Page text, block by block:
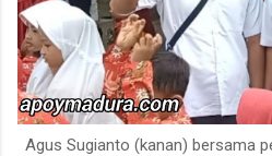
Agus Sugianto (kanan) bersama